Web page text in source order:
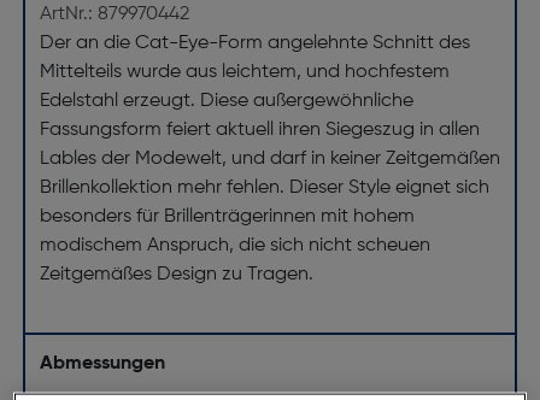
ArtNr.: 879970442
Der an die Cat-Eye-Form angelehnte Schnitt des
Mittelteils wurde aus leichtem, und hochfestem
Edelstahl erzeugt. Diese außergewöhnliche
Fassungsform feiert aktuell ihren Siegeszug in allen
Lables der Modewelt, und darf in keiner Zeitgemäßen
Brillenkollektion mehr fehlen. Dieser Style eignet sich
besonders für Brillenträgerinnen mit hohem
modischem Anspruch, die sich nicht scheuen
Zeitgemäßes Design zu Tragen.
Abmessungen